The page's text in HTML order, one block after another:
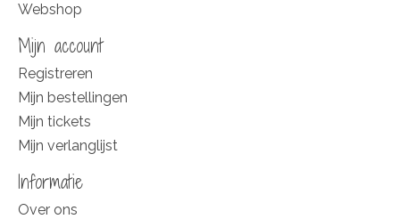
Webshop
Mijn account
Registreren
Mijn bestellingen
Mijn tickets
Mijn verlanglijst
Informatie
Over ons